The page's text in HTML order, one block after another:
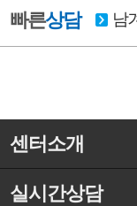
빠른상담 남
센터소개
실시간상담